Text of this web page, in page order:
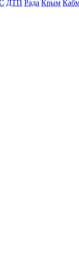
ДТП Рада Крым